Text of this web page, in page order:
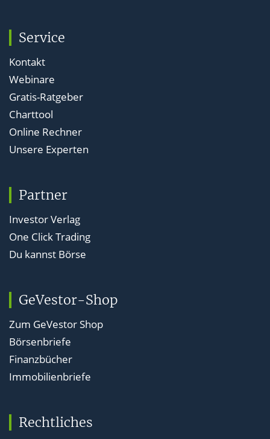
Service
Kontakt
Webinare
Gratis-Ratgeber
Charttool
Online Rechner
Unsere Experten
Partner
Investor Verlag
One Click Trading
Du kannst Börse
GeVestor-Shop
Zum GeVestor Shop
Börsenbriefe
Finanzbücher
Immobilienbriefe
Rechtliches